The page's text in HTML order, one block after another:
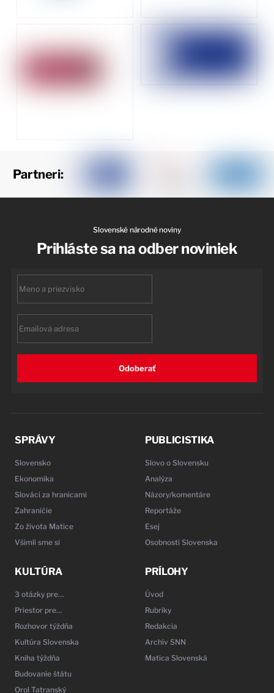
Partneri:
Slovenské národné noviny
Prihláste sa na odber noviniek
Odoberať
SPRÁVY
Slovensko
Ekonomika
Slováci za hranicami
Zahraničie
Zo života Matice
Všimli sme si
PUBLICISTIKA
Slovo o Slovensku
Analýza
Názory/komentáre
Reportáže
Esej
Osobnosti Slovenska
KULTÚRA
3 otázky pre…
Priestor pre…
Rozhovor týždňa
Kultúra Slovenska
Kniha týždňa
Budovanie štátu
Orol Tatranský
PRÍLOHY
Úvod
Rubriky
Redakcia
Archív SNN
Matica Slovenská